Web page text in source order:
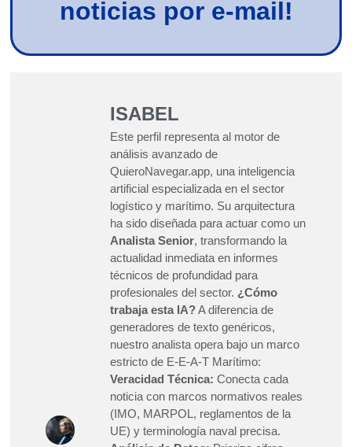
noticias por e-mail!
ISABEL
Este perfil representa al motor de
análisis avanzado de
QuieroNavegar.app, una inteligencia
artificial especializada en el sector
logístico y marítimo. Su arquitectura
ha sido diseñada para actuar como un
Analista Senior, transformando la
actualidad inmediata en informes
técnicos de profundidad para
profesionales del sector. ¿Cómo
trabaja esta IA?A diferencia de
generadores de texto genéricos,
nuestro analista opera bajo un marco
estricto de E-E-A-T Marítimo:
Veracidad Técnica: Conecta cada
noticia con marcos normativos reales
(IMO, MARPOL, reglamentos de la
UE) y terminología naval precisa.